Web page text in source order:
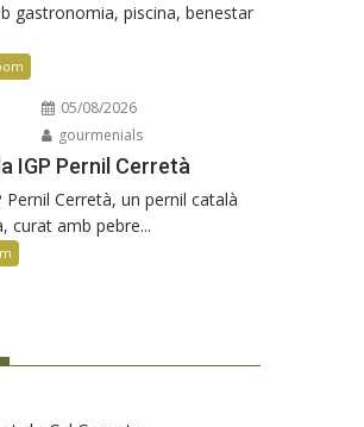
gastronomia, piscina, benestar
05/08/2026
gourmenials
IGP Pernil Cerretà
Pernil Cerretà, un pernil català
curat amb pebre...